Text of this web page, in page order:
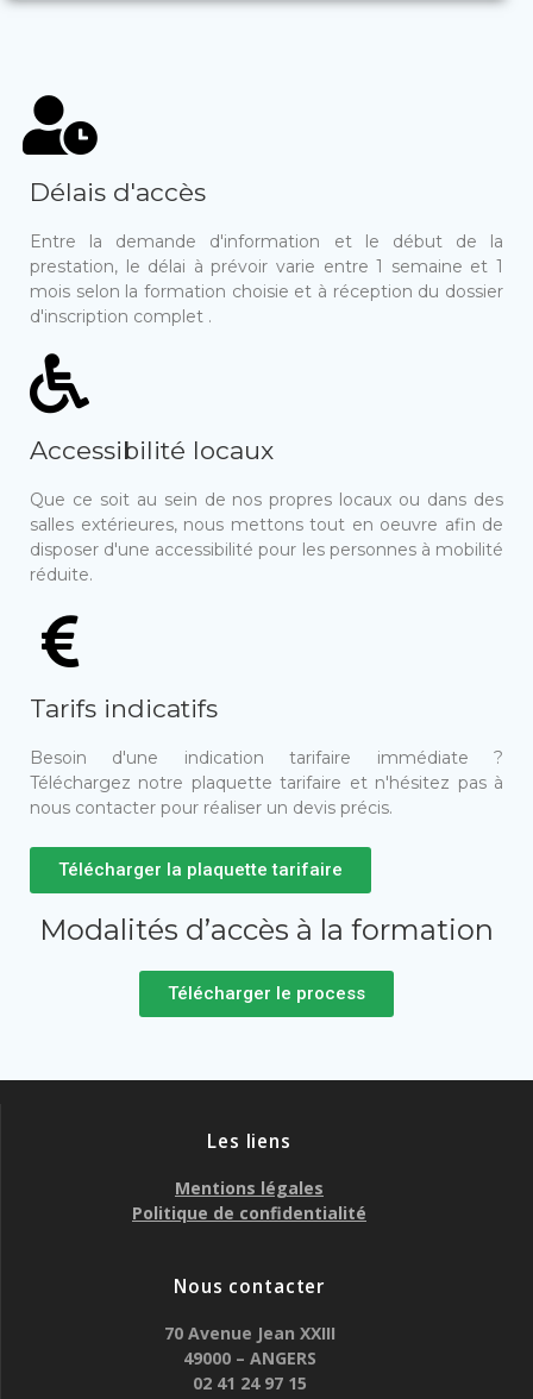
Délais d'accès
Entre la demande d'information et le début de la
prestation, le délai à prévoir varie entre 1 semaine et 1
mois selon la formation choisie et à réception du dossier
d'inscription complet .
Accessibilité locaux
Que ce soit au sein de nos propres locaux ou dans des
salles extérieures, nous mettons tout en oeuvre afin de
disposer d'une accessibilité pour les personnes à mobilité
réduite.
Tarifs indicatifs
Besoin d'une indication tarifaire immédiate ?
Téléchargez notre plaquette tarifaire et n'hésitez pas à
nous contacter pour réaliser un devis précis.
Télécharger la plaquette tarifaire
Modalités d’accès à la formation
Télécharger le process
Les liens
Mentions légales
Politique de confidentialité
Nous contacter
70 Avenue Jean XXIII
49000 – ANGERS
02 41 24 97 15